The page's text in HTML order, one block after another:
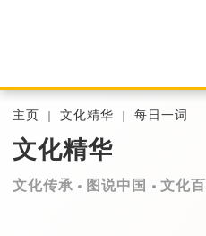
主页 文化精华 每日一词
文化精华
文化传承 图说中国 文化